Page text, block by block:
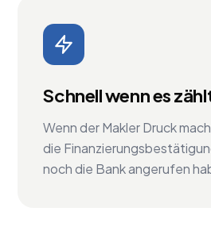
Schnell wenn es
Wenn der Makler Druck
die
noch die Bank angerufen